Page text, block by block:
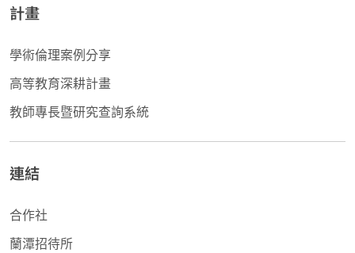
計畫
學術倫理案例分享
高等教育深耕計畫
教師專長暨研究查詢系統
連結
合作社
蘭潭招待所